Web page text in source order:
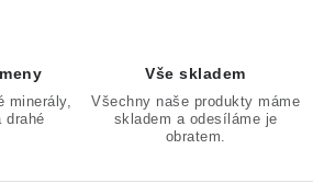
minerály,
drahé
Vše skladem
Všechny naše produkty máme
skladem a odesíláme je
obratem.